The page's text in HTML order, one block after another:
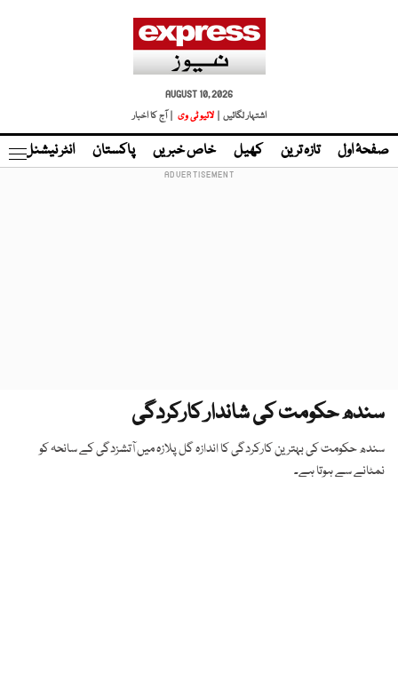
AUGUST 10, 2026
اشتہار لگائیں |
لائیو ٹی وی | آج کا اخبار
صفحۂ اول تازہ ترین کھیل خاص خبریں پاکستان انٹر نیشنل
سندھ حکومت کی شاندار کارکردگی
سندھ حکومت کی بہترین کارکردگی کا اندازہ گل پلازہ میں آتشزدگی کے سانحہ کو
نمٹانے سے ہوتا ہے۔